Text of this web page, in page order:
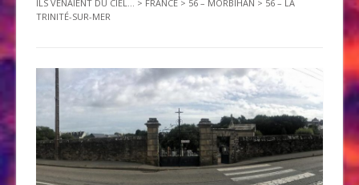
ILS VENAIENT DU CIEL... > FRANCE > 56 – MORBIHAN > 56 – LA
TRINITÉ-SUR-MER